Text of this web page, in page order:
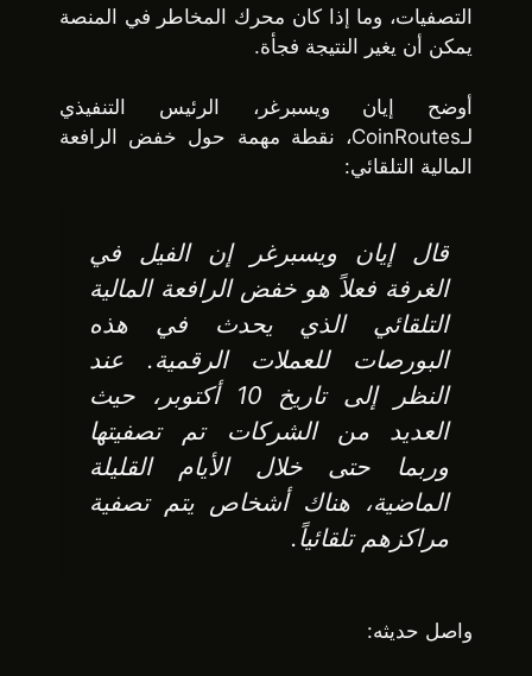
التصفيات، وما إذا كان محرك المخاطر في المنصة
يمكن أن يغير النتيجة فجأة.
أوضح إيان ويسبرغر، الرئيس التنفيذي
لـCoinRoutes، نقطة مهمة حول خفض الرافعة
المالية التلقائي:
قال إيان ويسبرغر إن الفيل في
الغرفة فعلاً هو خفض الرافعة المالية
التلقائي الذي يحدث في هذه
البورصات للعملات الرقمية. عند
النظر إلى تاريخ 10 أكتوبر، حيث
العديد من الشركات تم تصفيتها
وربما حتى خلال الأيام القليلة
الماضية، هناك أشخاص يتم تصفية
مراكزهم تلقائياً.
واصل حديثه: